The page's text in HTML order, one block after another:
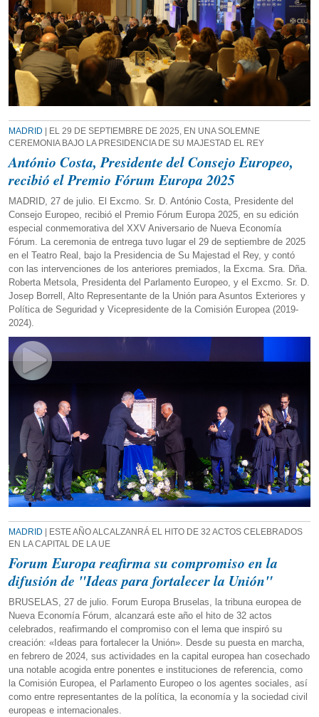
MADRID | EL 29 DE SEPTIEMBRE DE 2025, EN UNA SOLEMNE
CEREMONIA BAJO LA PRESIDENCIA DE SU MAJESTAD EL REY
António Costa, Presidente del Consejo Europeo,
recibió el Premio Fórum Europa 2025
MADRID, 27 de julio. El Excmo. Sr. D. António Costa, Presidente del
Consejo Europeo, recibió el Premio Fórum Europa 2025, en su edición
especial conmemorativa del XXV Aniversario de Nueva Economía
Fórum. La ceremonia de entrega tuvo lugar el 29 de septiembre de 2025
en el Teatro Real, bajo la Presidencia de Su Majestad el Rey, y contó
con las intervenciones de los anteriores premiados, la Excma. Sra. Dña.
Roberta Metsola, Presidenta del Parlamento Europeo, y el Excmo. Sr. D.
Josep Borrell, Alto Representante de la Unión para Asuntos Exteriores y
Política de Seguridad y Vicepresidente de la Comisión Europea (2019-
2024).
MADRID | ESTE AÑO ALCALZANRÁ EL HITO DE 32 ACTOS CELEBRADOS
EN LA CAPITAL DE LA UE
Forum Europa reafirma su compromiso en la
difusión de "Ideas para fortalecer la Unión"
BRUSELAS, 27 de julio. Forum Europa Bruselas, la tribuna europea de
Nueva Economía Fórum, alcanzará este año el hito de 32 actos
celebrados, reafirmando el compromiso con el lema que inspiró su
creación: «Ideas para fortalecer la Unión». Desde su puesta en marcha,
en febrero de 2024, sus actividades en la capital europea han cosechado
una notable acogida entre ponentes e instituciones de referencia, como
la Comisión Europea, el Parlamento Europeo o los agentes sociales, así
como entre representantes de la política, la economía y la sociedad civil
europeas e internacionales.